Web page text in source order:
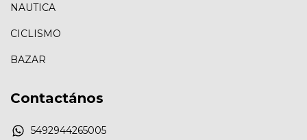
NAUTICA
CICLISMO
BAZAR
Contactános
5492944265005